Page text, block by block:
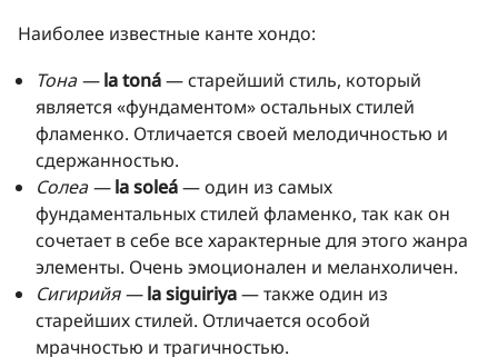
Наиболее известные канте хондо:
Тона — la toná— старейший стиль, который
является «фундаментом» остальных стилей
фламенко. Отличается своей мелодичностью и
сдержанностью.
Солеа — la soleá— один из самых
фундаментальных стилей фламенко, так как он
сочетает в себе все характерные для этого жанра
элементы. Очень эмоционален и меланхоличен.
Сигирийя —la siguiriya— также один из
старейших стилей. Отличается особой
мрачностью и трагичностью.